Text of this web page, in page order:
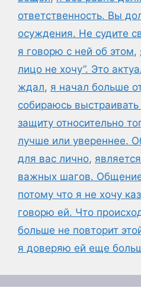
ответственность. Вы
осуждения. Не судите
я говорю с ней об этом,
лицо не хочу”. Это
ждал, я начал больше
собираюсь
защиту относительно
лучше или увереннее.
для вас лично,
важных шагов.
потому что я не хочу
говорю ей. Что
больше не повторит
я доверяю ей еще